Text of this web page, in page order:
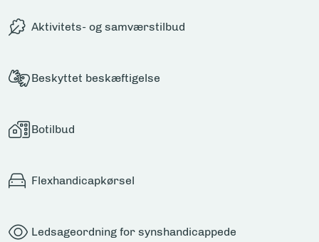
Aktivitets- og samværstilbud
Beskyttet beskæftigelse
Botilbud
Flexhandicapkørsel
Ledsageordning for synshandicappede